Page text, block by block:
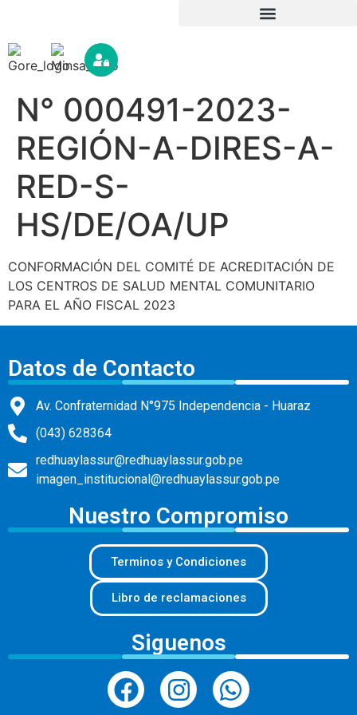
N° 000491-2023-
REGIÓN-A-DIRES-A-
RED-S-
HS/DE/OA/UP
CONFORMACIÓN DEL COMITÉ DE ACREDITACIÓN DE
LOS CENTROS DE SALUD MENTAL COMUNITARIO
PARA EL AÑO FISCAL 2023
Datos de Contacto
Av. Confraternidad N°975 Independencia - Huaraz
(043) 628364
redhuaylassur@redhuaylassur.gob.pe
imagen_institucional@redhuaylassur.gob.pe
Nuestro Compromiso
Terminos y Condiciones
Libro de reclamaciones
Siguenos